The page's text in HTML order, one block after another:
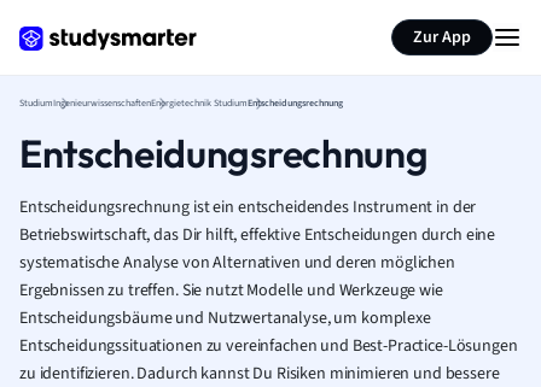
Zur App
StudiumIngenieurwissenschaftenEnergietechnik StudiumEntscheidungsrechnung
Entscheidungsrechnung
Entscheidungsrechnung ist ein entscheidendes Instrument in der
Betriebswirtschaft, das Dir hilft, effektive Entscheidungen durch eine
systematische Analyse von Alternativen und deren möglichen
Ergebnissen zu treffen. Sie nutzt Modelle und Werkzeuge wie
Entscheidungsbäume und Nutzwertanalyse, um komplexe
Entscheidungssituationen zu vereinfachen und Best-Practice-Lösungen
zu identifizieren. Dadurch kannst Du Risiken minimieren und bessere